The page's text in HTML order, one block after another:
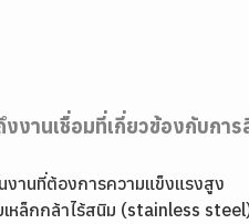
านเชื่อมที่เกี่ยวข้องกับกา
งานที่ต้องการความแข็งแรงสูง
หล็กกล้าไร้สนิม (stainless